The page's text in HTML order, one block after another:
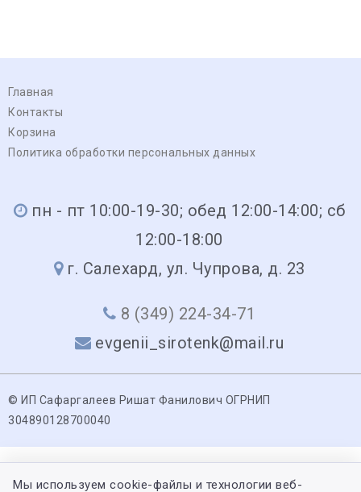
Главная
Контакты
Корзина
Политика обработки персональных данных
пн - пт 10:00-19-30; обед 12:00-14:00; сб
12:00-18:00
г. Салехард, ул. Чупрова, д. 23
8 (349) 224-34-71
evgenii_sirotenk@mail.ru
© ИП Сафаргалеев Ришат Фанилович ОГРНИП
304890128700040
Мы используем cookie-файлы и технологии веб-